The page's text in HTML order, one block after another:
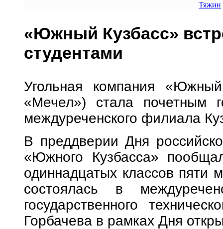
Тяжин
«Южный Кузбасс»
студентами
Угольная компания
«Мечел») стала почетным
междуреченского филиала
В преддверии Дня
«Южного Кузбасса»
одиннадцатых классов пяти
состоялась в
государственного
Горбачева в рамках Дня